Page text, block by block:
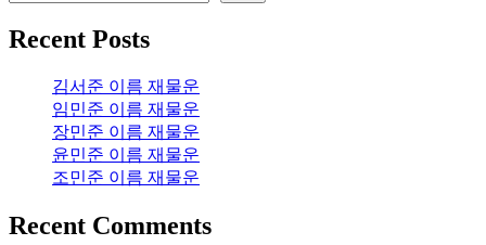
Recent Posts
김서준 이름 재물운
임민준 이름 재물운
장민준 이름 재물운
윤민준 이름 재물운
조민준 이름 재물운
Recent Comments